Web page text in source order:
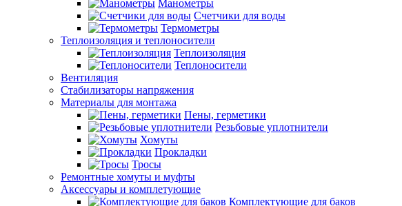
Манометры
Счетчики для воды
Термометры
Теплоизоляция и теплоносители
Теплоизоляция
Теплоносители
Вентиляция
Стабилизаторы напряжения
Материалы для монтажа
Пены, герметики
Резьбовые уплотнители
Хомуты
Прокладки
Тросы
Ремонтные хомуты и муфты
Аксессуары и комплетующие
Комплектующие для баков